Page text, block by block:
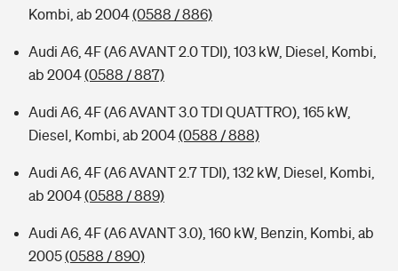
Kombi, ab 2004(0588 / 886)
Audi A6, 4F (A6 AVANT 2.0 TDI), 103 kW, Diesel, Kombi,
ab 2004(0588 / 887)
Audi A6, 4F (A6 AVANT 3.0 TDI QUATTRO), 165 kW,
Diesel, Kombi, ab 2004(0588 / 888)
Audi A6, 4F (A6 AVANT 2.7 TDI), 132 kW, Diesel, Kombi,
ab 2004(0588 / 889)
Audi A6, 4F (A6 AVANT 3.0), 160 kW, Benzin, Kombi, ab
2005(0588 / 890)